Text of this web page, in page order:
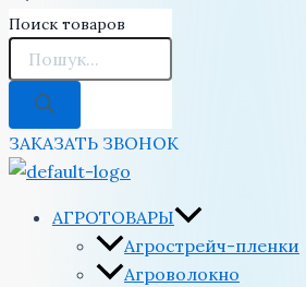
Поиск товаров
ЗАКАЗАТЬ ЗВОНОК
АГРОТОВАРЫ
Агрострейч-пленки
Агроволокно